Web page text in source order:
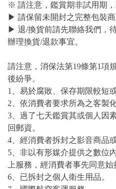
※ 請注意，鑑賞期非試用期，
▶ 請保留未開封之完整包裝商
▶ 退/換貨前請先聯絡我們，
辦理換貨/退款事宜。
請注意，消保法第19條第1項
後紛爭。
1、易於腐敗、保存期限較短
2、依消費者要求所為之客製化
3、過了七天鑑賞其或個人因
回郵資。
4、經消費者拆封之影音商品
5、非以有形媒介提供之數位
上服務，經消費者事先同意始
6、已拆封之個人衛生用品。